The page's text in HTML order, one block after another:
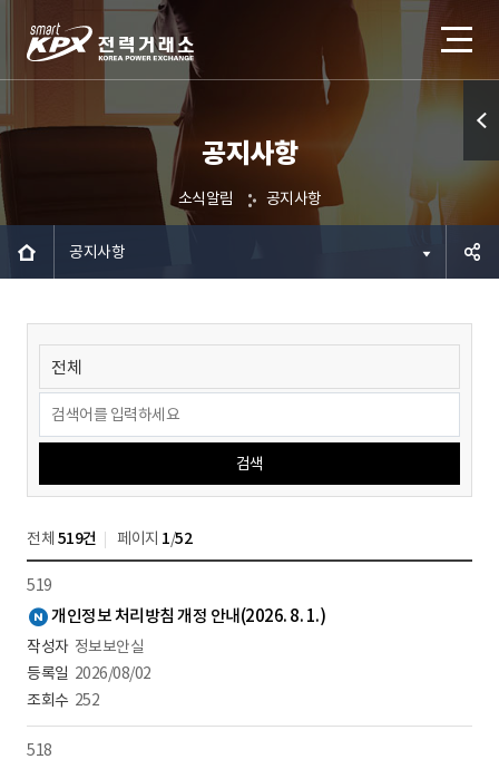
공지사항
소식알림 공지사항
공지사항
검색
전체 519건 페이지 1/52
519
새
글
개인정보 처리방침 개정 안내(2026. 8. 1.)
정보보안실
2026/08/02
252
518